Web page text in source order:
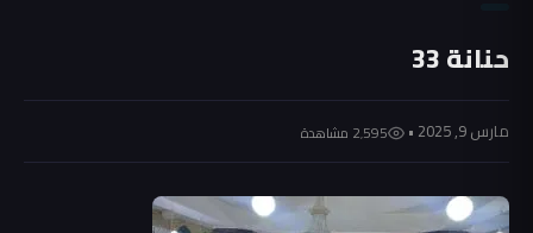
حنانة 33
مارس 9, 2025 • 2٬595 مشاهدة